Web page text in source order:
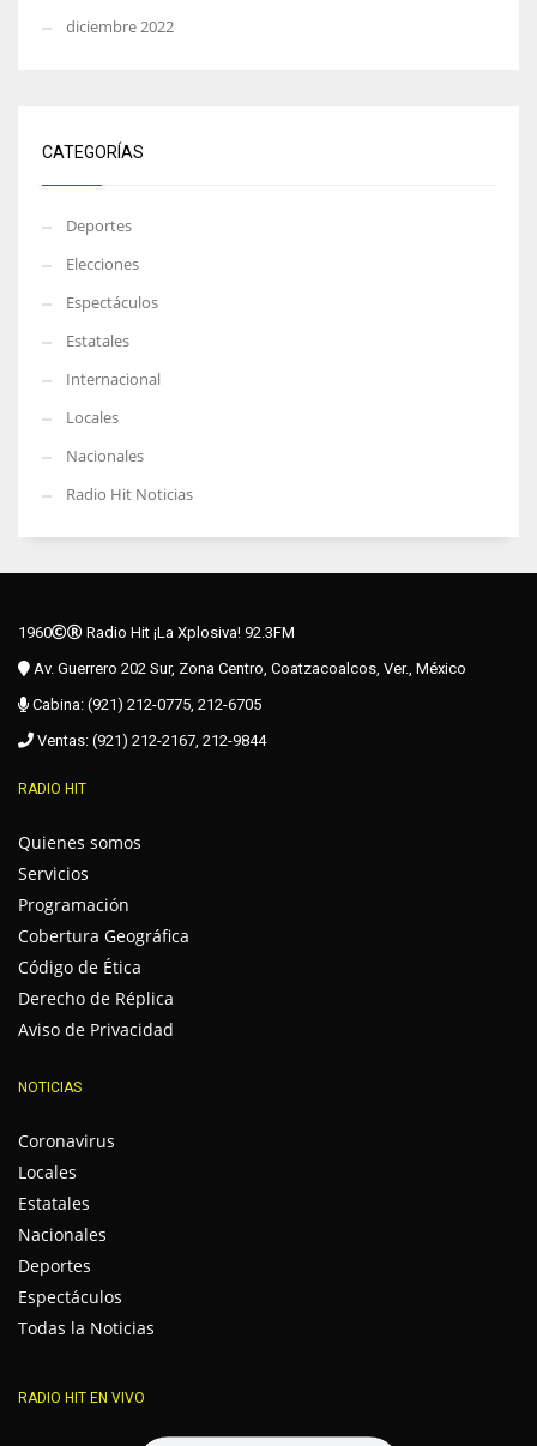
diciembre 2022
CATEGORÍAS
Deportes
Elecciones
Espectáculos
Estatales
Internacional
Locales
Nacionales
Radio Hit Noticias
1960
Radio Hit ¡La Xplosiva! 92.3FM
Av. Guerrero 202 Sur, Zona Centro, Coatzacoalcos, Ver., México
Cabina: (921) 212-0775, 212-6705
Ventas: (921) 212-2167, 212-9844
RADIO HIT
Quienes somos
Servicios
Programación
Cobertura Geográfica
Código de Ética
Derecho de Réplica
Aviso de Privacidad
NOTICIAS
Coronavirus
Locales
Estatales
Nacionales
Deportes
Espectáculos
Todas la Noticias
RADIO HIT EN VIVO